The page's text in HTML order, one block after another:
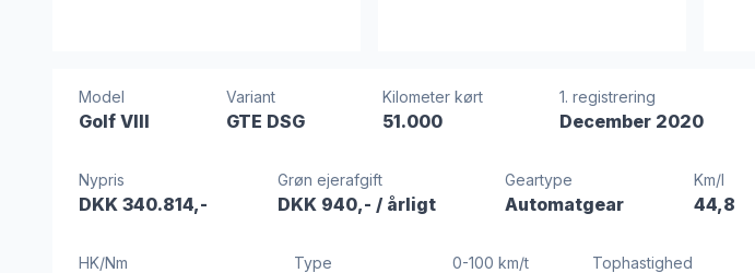
Model
Golf VIII
Variant
GTE DSG
Kilometer kørt
51.000
1. registrering
December 2020
Nypris
DKK 340.814,-
Grøn ejerafgift
DKK 940,- / årligt
Geartype
Automatgear
Km/l
44,8
HK/Nm Type 0-100 km/t Tophastighed